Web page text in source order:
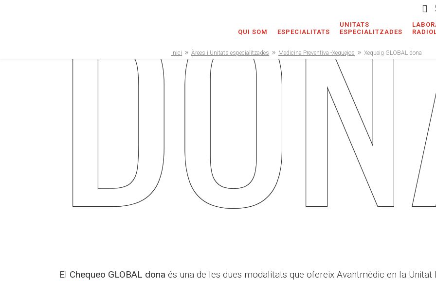
QUI SOM ESPECIALITATS
UNITATS
ESPECIALITZADES
Inici » Àrees i Unitats especialitzades » Medicina Preventiva -Xequejos » Xequeig GLOBAL dona
El Chequeo GLOBAL dona és una de les dues modalitats que ofereix Avantmèdic en la Unitat